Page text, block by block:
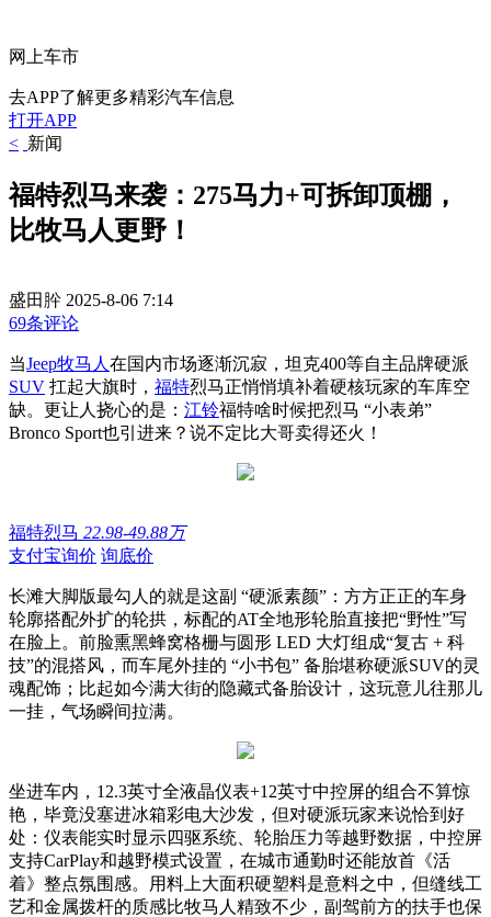
网上车市
去APP了解更多精彩汽车信息
打开APP
< 新闻
福特烈马来袭：275马力+可拆卸顶棚，
比牧马人更野！
盛田肸 2025-8-06 7:14
69条评论
当Jeep牧马人 在国内市场逐渐沉寂，坦克400等自主品牌硬派
SUV 扛起大旗时， 福特烈马正悄悄填补着硬核玩家的车库空
缺。更让人挠心的是： 江铃福特啥时候把烈马 “小表弟”
Bronco Sport也引进来？说不定比大哥卖得还火！
福特烈马 22.98-49.88万
支付宝询价 询底价
长滩大脚版最勾人的就是这副 “硬派素颜”：方方正正的车身
轮廓搭配外扩的轮拱，标配的AT全地形轮胎直接把“野性”写
在脸上。前脸熏黑蜂窝格栅与圆形 LED 大灯组成“复古 + 科
技”的混搭风，而车尾外挂的 “小书包” 备胎堪称硬派SUV的灵
魂配饰；比起如今满大街的隐藏式备胎设计，这玩意儿往那儿
一挂，气场瞬间拉满。
坐进车内，12.3英寸全液晶仪表+12英寸中控屏的组合不算惊
艳，毕竟没塞进冰箱彩电大沙发，但对硬派玩家来说恰到好
处：仪表能实时显示四驱系统、轮胎压力等越野数据，中控屏
支持CarPlay和越野模式设置，在城市通勤时还能放首《活
着》整点氛围感。用料上大面积硬塑料是意料之中，但缝线工
艺和金属拨杆的质感比牧马人精致不少，副驾前方的扶手也保